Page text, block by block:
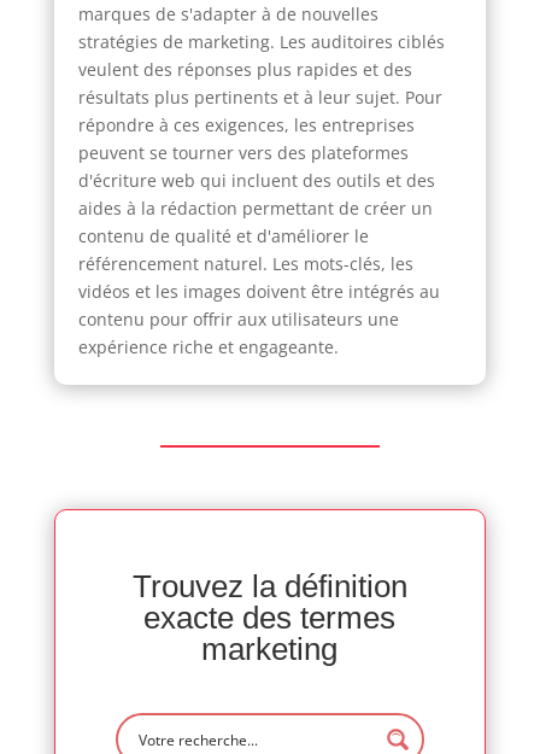
marques de s'adapter à de nouvelles
stratégies de marketing. Les auditoires ciblés
veulent des réponses plus rapides et des
résultats plus pertinents et à leur sujet. Pour
répondre à ces exigences, les entreprises
peuvent se tourner vers des plateformes
d'écriture web qui incluent des outils et des
aides à la rédaction permettant de créer un
contenu de qualité et d'améliorer le
référencement naturel. Les mots-clés, les
vidéos et les images doivent être intégrés au
contenu pour offrir aux utilisateurs une
expérience riche et engageante.
Trouvez la définition
exacte des termes
marketing